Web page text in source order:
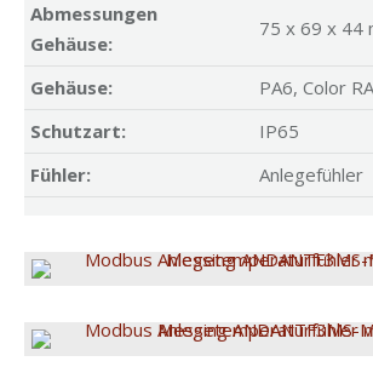
Abmessungen
Gehäuse:
75 x 69 x 44
Gehäuse:
PA6, Color
Schutzart:
IP65
Fühler:
Anlegefühler